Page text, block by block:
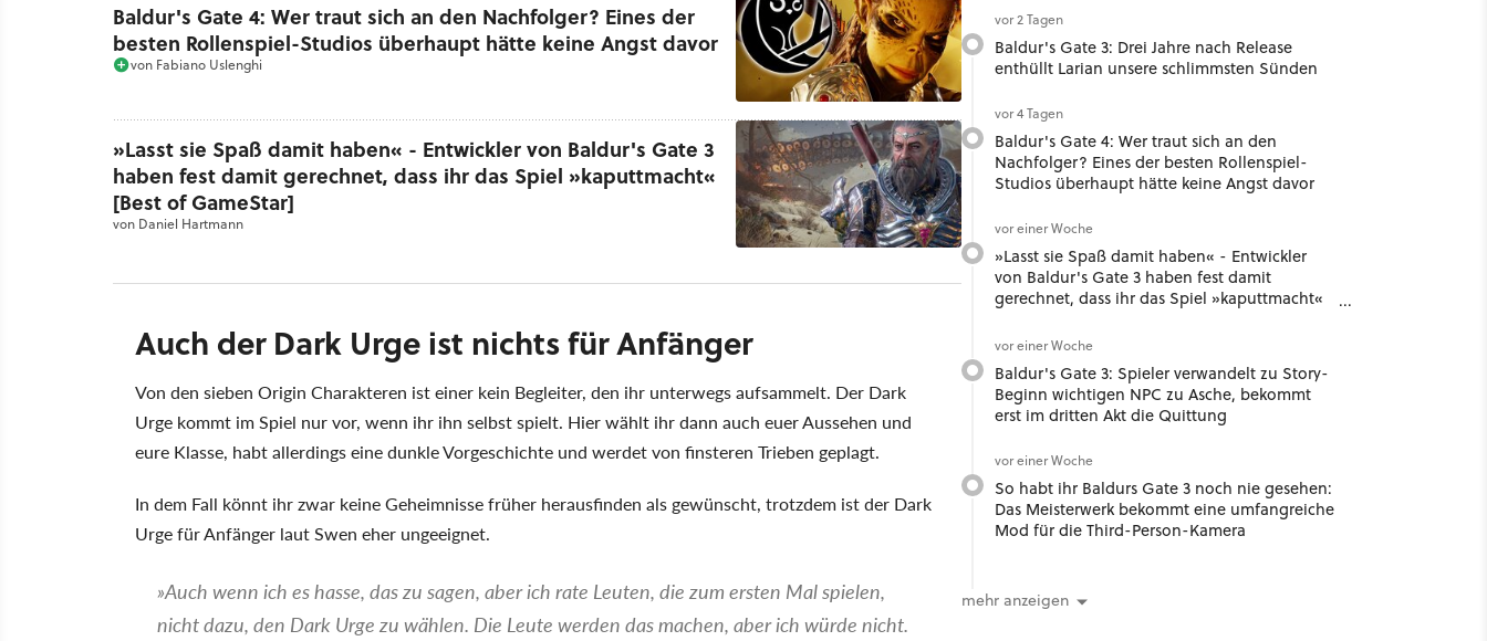
Baldur's Gate 4: Wer traut sich an den Nachfolger? Eines der
besten Rollenspiel-Studios überhaupt hätte keine Angst davor
von Fabiano Uslenghi
»Lasst sie Spaß damit haben« - Entwickler von Baldur's Gate 3
haben fest damit gerechnet, dass ihr das Spiel »kaputtmacht«
[Best of GameStar]
von Daniel Hartmann
Auch der Dark Urge ist nichts für Anfänger
Von den sieben Origin Charakteren ist einer kein Begleiter, den ihr unterwegs aufsammelt. Der Dark
Urge kommt im Spiel nur vor, wenn ihr ihn selbst spielt. Hier wählt ihr dann auch euer Aussehen und
eure Klasse, habt allerdings eine dunkle Vorgeschichte und werdet von finsteren Trieben geplagt.
In dem Fall könnt ihr zwar keine Geheimnisse früher herausfinden als gewünscht, trotzdem ist der Dark
Urge für Anfänger laut Swen eher ungeeignet.
Auch wenn ich es hasse, das zu sagen, aber ich rate Leuten, die zum ersten Mal spielen,
nicht dazu, den Dark Urge zu wählen. Die Leute werden das machen, aber ich würde nicht.
vor 2 Tagen
Baldur's Gate 3: Drei Jahre nach Release
enthüllt Larian unsere schlimmsten Sünden
vor 4 Tagen
Baldur's Gate 4: Wer traut sich an den
Nachfolger? Eines der besten Rollenspiel-
Studios überhaupt hätte keine Angst davor
vor einer Woche
»Lasst sie Spaß damit haben« - Entwickler
von Baldur's Gate 3 haben fest damit
gerechnet, dass ihr das Spiel »kaputtmacht«
vor einer Woche
Baldur's Gate 3: Spieler verwandelt zu Story-
Beginn wichtigen NPC zu Asche, bekommt
erst im dritten Akt die Quittung
vor einer Woche
So habt ihr Baldurs Gate 3 noch nie gesehen:
Das Meisterwerk bekommt eine umfangreiche
Mod für die Third-Person-Kamera
mehr anzeigen